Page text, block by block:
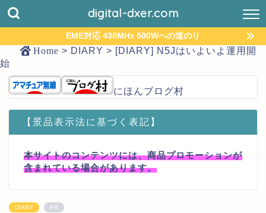
digital-dxer.com
EME対応 430MHz 500Wへの道のり
Home > DIARY > [DIARY] N5Jはいよいよ運用開
始
にほんブログ村
【景品表示法に基づく表記】
本サイトのコンテンツには、商品プロモーションが
含まれている場合があります。
DIARY PR